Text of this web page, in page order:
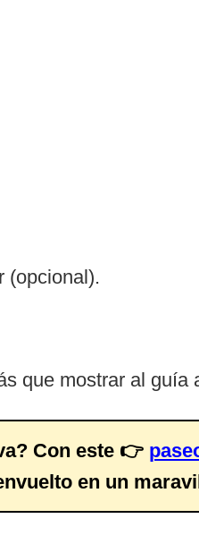
(opcional).
que mostrar al guía
Con este 👉
en un